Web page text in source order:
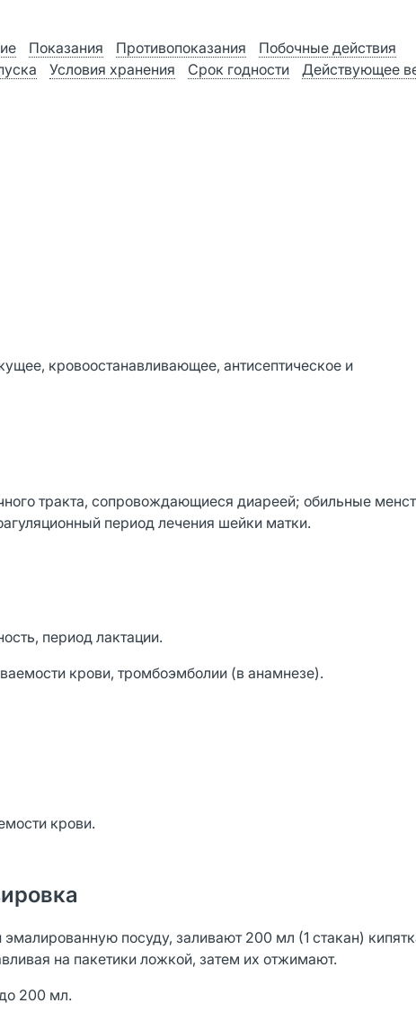
Показания Противопоказания
Побочные действия
Условия хранения Срок годности Действующее
кровоостанавливающее, антисептическое и
тракта, сопровождающиеся диареей; обильные
период лечения шейки матки.
период лактации.
крови, тромбоэмболии (в анамнезе).
крови.
посуду, заливают 200 мл (1 стакан)
на пакетики ложкой, затем их отжимают.
200 мл.